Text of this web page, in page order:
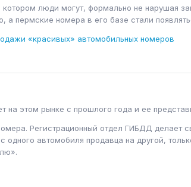
люди могут, формально не нарушая
пермские номера в его базе стали
«красивых» автомобильных номеров
на этом рынке с прошлого года и ее
Регистрационный отдел ГИБДД делает
одного автомобиля продавца на другой,